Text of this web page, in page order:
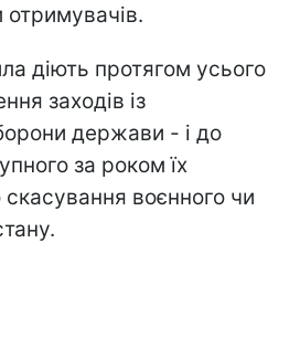
діють протягом усього
заходів із
держави - і до
за роком їх
воєнного чи